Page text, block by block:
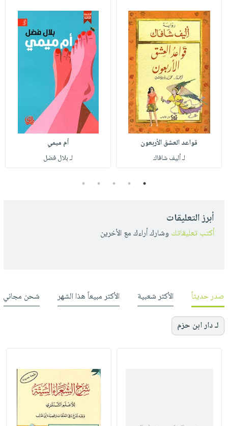
قواعد العشق الأربعون
لـ أليف شافاك
أم ميمي
لـ بلال فضل
1
2
3
4
5
أبرز التعليقات
أكتب تعليقاتك وشارك أراءك مع الأخرين
صدر حديثاً الأكثر شعبية الأكثر مبيعاً هذا الشهر شحن مجاني
لـ دار ابن حزم